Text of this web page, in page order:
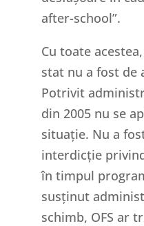
after-school”.
Cu toate
stat nu a fost de
Potrivit
din 2005 nu se
situație. Nu a
interdicție
în timpul
susținut
schimb, OFS ar